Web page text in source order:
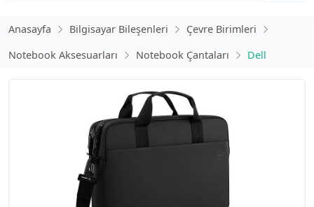
Anasayfa Bilgisayar Bileşenleri
Çevre Birimleri
Notebook Aksesuarları
Notebook Çantaları Dell